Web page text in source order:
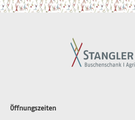
Öffnungszeiten